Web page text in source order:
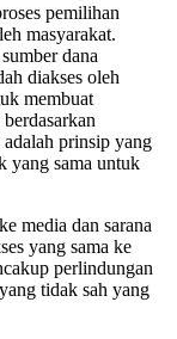
pemilihan
masyarakat.
dana
diakses oleh
membuat
prinsip yang
yang sama untuk
media dan sarana
yang sama ke
perlindungan
tidak sah yang